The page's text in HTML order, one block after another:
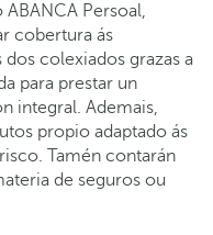
Persoal,
cobertura ás
colexiados grazas a
para prestar un
integral. Ademais,
propio adaptado ás
Tamén contarán
de seguros ou